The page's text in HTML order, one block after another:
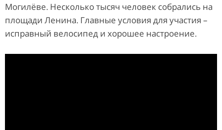
Могилёве. Несколько тысяч человек собрались на
площади Ленина. Главные условия для участия –
исправный велосипед и хорошее настроение.